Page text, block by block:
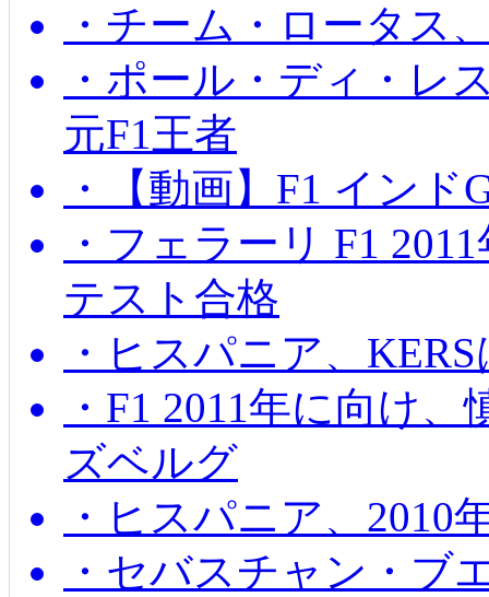
・チーム・ロータス
・ポール・ディ・レ
元F1王者
・【動画】F1 イン
・フェラーリ F1
テスト合格
・ヒスパニア、
・F1 2011年に向け
ズベルグ
・ヒスパニア、2010
・セバスチャン・ブ